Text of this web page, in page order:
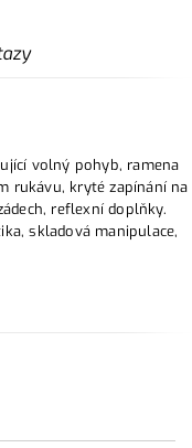
volný pohyb, ramena
rukávu, kryté zapínání na
reflexní doplňky.
skladová manipulace,